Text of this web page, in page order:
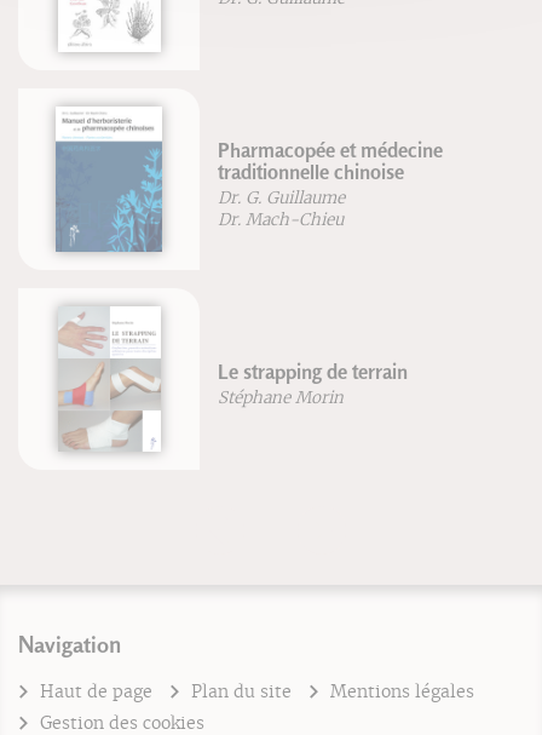
Pharmacopée et médecine
traditionnelle chinoise
Dr. G. Guillaume
Dr. Mach-Chieu
Le strapping de terrain
Stéphane Morin
Navigation
Haut de page Plan du site
Mentions légales
Gestion des cookies